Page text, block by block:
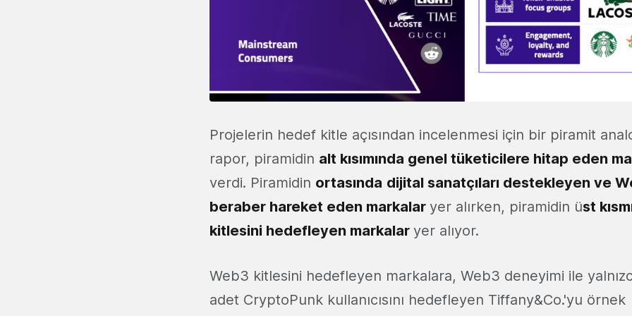
Projelerin hedef kitle açısından incelenmesi için bir piramit
rapor, piramidin alt kısımında genel tüketicilere hitap eden
verdi. Piramidin ortasında dijital sanatçıları destekleyen ve
beraber hareket eden markalar yer alırken, piramidin üst
kitlesini hedefleyen markalar yer alıyor.
Web3 kitlesini hedefleyen markalara, Web3 deneyimi ile
adet CryptoPunk kullanıcısını hedefleyen Tiffany&Co.'yu örnek